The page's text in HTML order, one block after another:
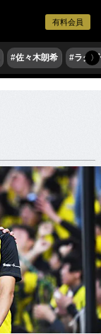
有料会員
#佐々木朗希 #ラグ〉